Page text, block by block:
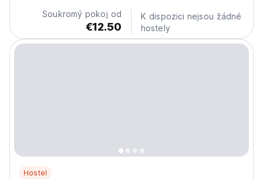
Kotorský záliv. Pokoje v přízemí nemají přístup na horní
terasu...Soukromý pokoj od
€12.50
K dispozici nejsou žádné
hostely
Hostel